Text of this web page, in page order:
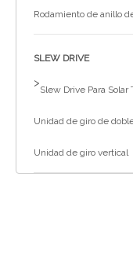
Rodamiento de anillo
SLEW DRIVE
>
Slew Drive Para Solar
Unidad de giro de
Unidad de giro vertical